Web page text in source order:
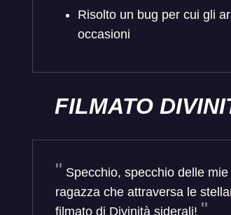
Risolto un bug per cui gli
occasioni
FILMATO
Specchio, specchio delle
ragazza che attraversa le
filmato di Divinità siderali!